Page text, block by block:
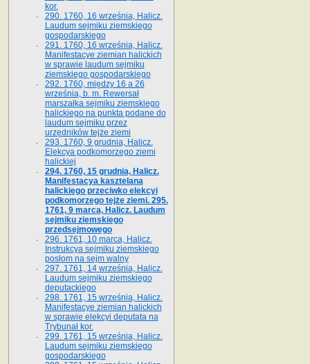
kor.
290. 1760, 16 września, Halicz.
Laudum sejmiku ziemskiego
gospodarskiego
291. 1760, 16 września, Halicz.
Manifestacye ziemian halickich
w sprawie laudum sejmiku
ziemskiego gospodarskiego
292. 1760, między 16 a 26
września, b. m. Rewersał
marszałka sejmiku ziemskiego
halickiego na punkta podane do
laudum sejmiku przez
urzędników tejże ziemi
293. 1760, 9 grudnia, Halicz.
Elekcya podkomorzego ziemi
halickiej
294. 1760, 15 grudnia, Halicz.
Manifestacya kasztelana
halickiego przeciwko elekcyi
podkomorzego tejże ziemi. 295.
1761, 9 marca, Halicz. Laudum
sejmiku ziemskiego
przedsejmowego
296. 1761, 10 marca, Halicz.
Instrukcya sejmiku ziemskiego
posłom na sejm walny
297. 1761, 14 września, Halicz.
Laudum sejmiku ziemskiego
deputackiego
298. 1761, 15 września, Halicz.
Manifestacye ziemian halickich
w sprawie elekcyi deputata na
Trybunał kor.
299. 1761, 15 września, Halicz.
Laudum sejmiku ziemskiego
gospodarskiego